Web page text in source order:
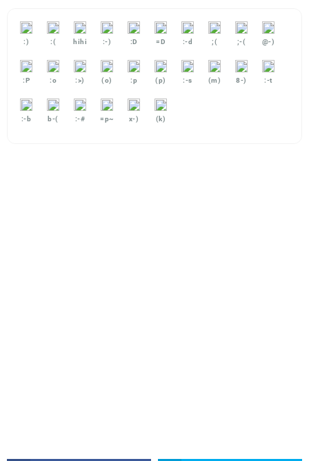
:) :( hihi :-) :D =D :-d ;( ;-( @-)
:P :o :>) (o) :p (p) :-s (m) 8-) :-t
:-b b-( :-# =p~ x-) (k)